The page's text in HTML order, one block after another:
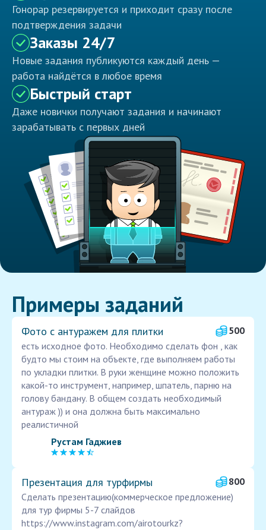
Гонорар резервируется и приходит сразу после
подтверждения задачи
Заказы 24/7
Новые задания публикуются каждый день —
работа найдётся в любое время
Быстрый старт
Даже новички получают задания и начинают
зарабатывать с первых дней
Примеры заданий
Фото с антуражем для плитки
500
есть исходное фото. Необходимо сделать фон , как
будто мы стоим на объекте, где выполняем работы
по укладки плитки. В руки женщине можно положить
какой-то инструмент, например, шпатель, парню на
голову бандану. В общем создать необходимый
антураж )) и она должна быть максимально
реалистичной
Рустам Гаджиев
Презентация для турфирмы
800
Сделать презентацию(коммерческое предложение)
для тур фирмы 5-7 слайдов
https://www.instagram.com/airotourkz?